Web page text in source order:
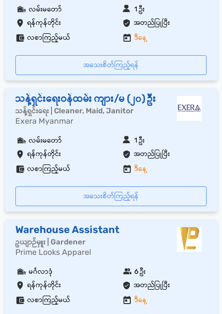
ရန်ကုန်တိုင်း အတည်ပြုပြီး
လမ်းမတော် 1 ဦး
လစာကြည့်မယ် ဒီနေ့
အသေးစိတ်ကြည့်ရန်
သန့်ရှင်းရေးဝန်ထမ်း ကျား/မ (၂၀) ဦး
သန့်ရှင်းရေး | Cleaner, Maid, Janitor
Exera Myanmar
ရန်ကုန်တိုင်း အတည်ပြုပြီး
လမ်းမတော် 1 ဦး
လစာကြည့်မယ် ဒီနေ့
အသေးစိတ်ကြည့်ရန်
Warehouse Assistant
ဥယျာဉ်မှူး | Gardener
Prime Looks Apparel
ရန်ကုန်တိုင်း အတည်ပြုပြီး
မင်္ဂလာဒုံ 6 ဦး
လစာကြည့်မယ် ဒီနေ့